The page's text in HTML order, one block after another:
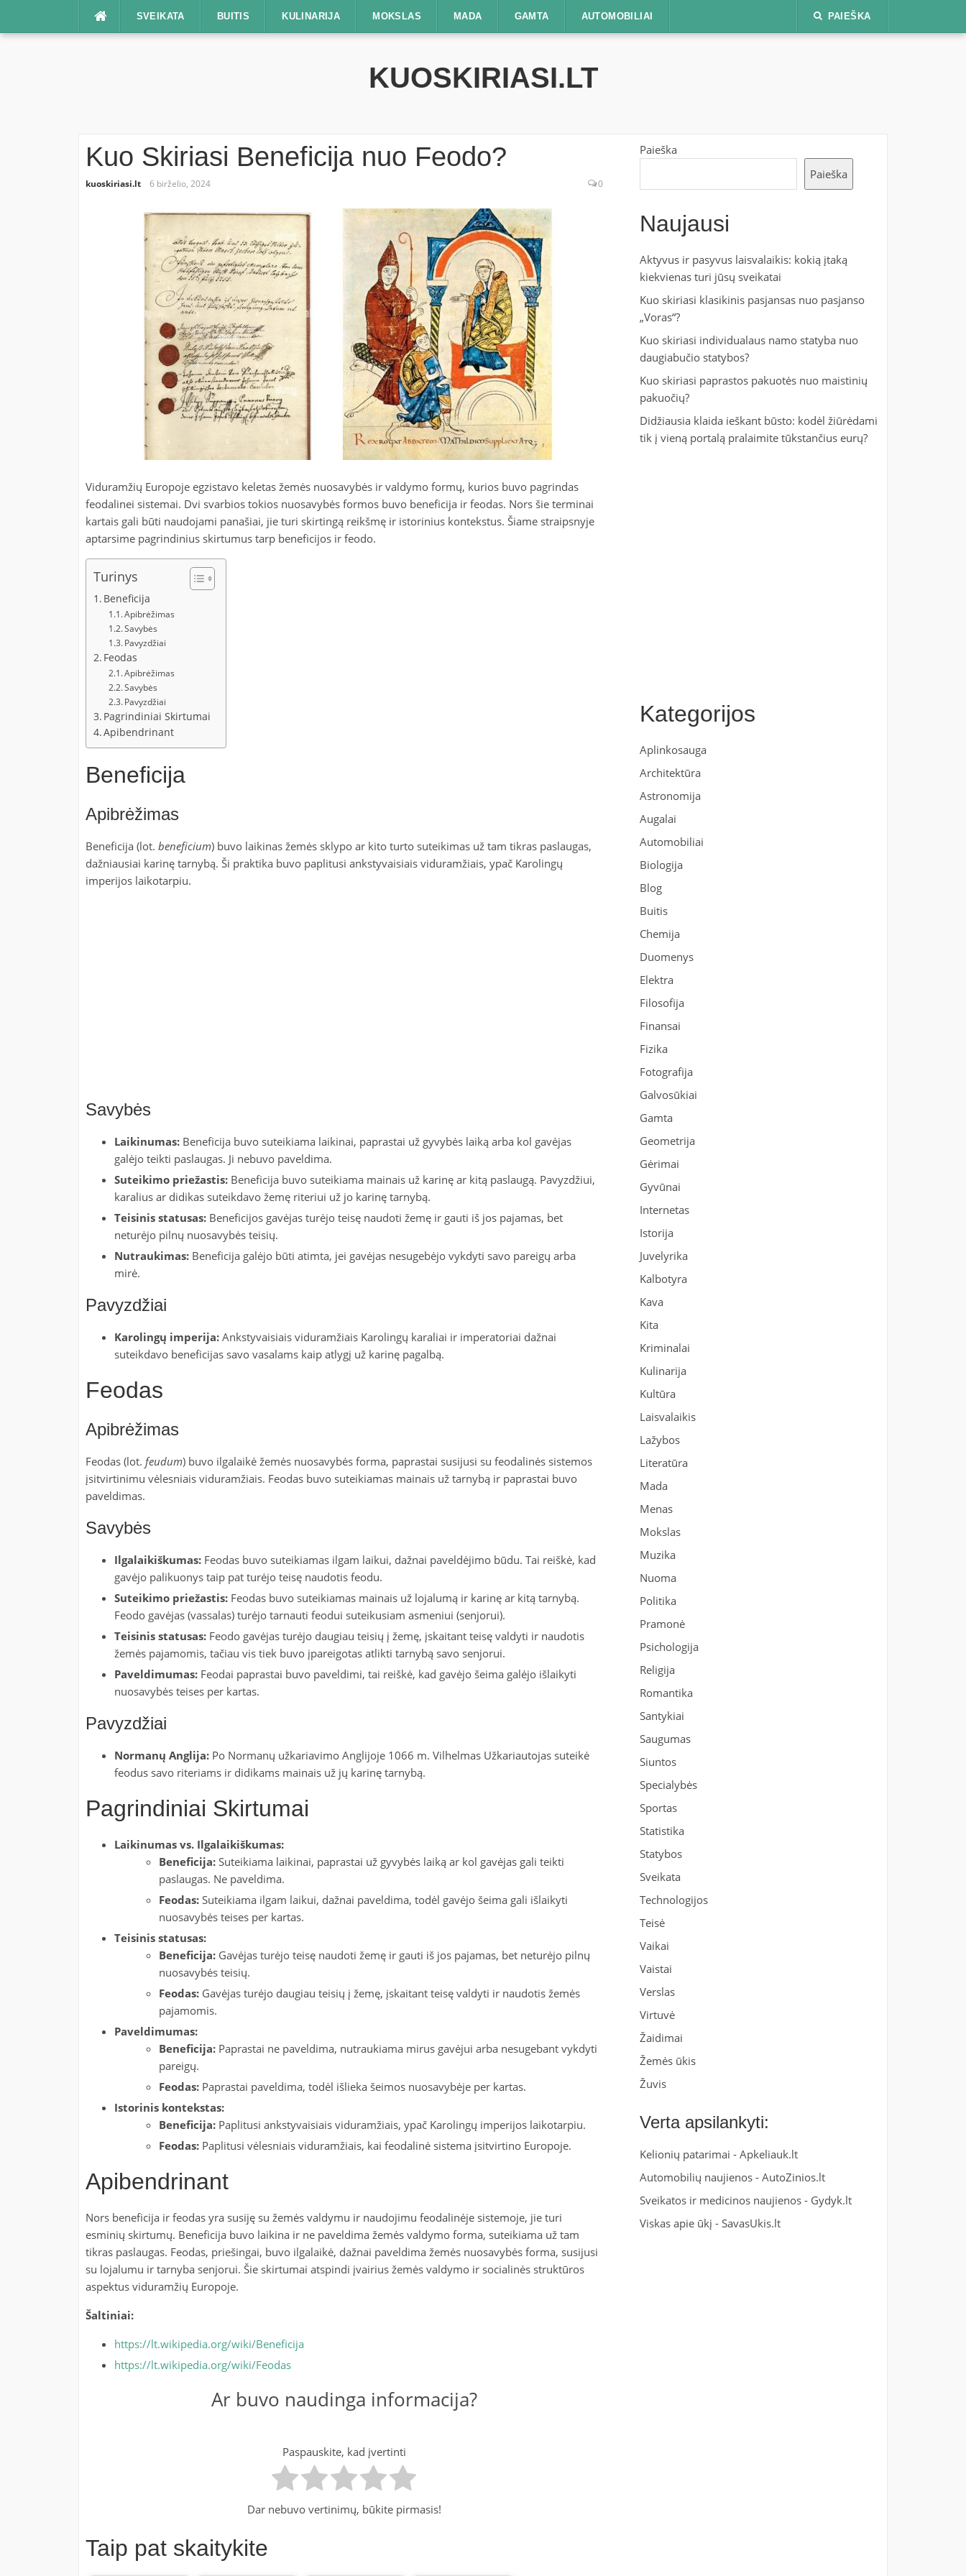
SVEIKATA BUITIS KULINARIJA MOKSLAS MADA GAMTA AUTOMOBILIAI PAIEŠKA
KUOSKIRIASI.LT
Kuo Skiriasi Beneficija nuo Feodo?
kuoskiriasi.lt 6 birželio, 2024 0
Viduramžių Europoje egzistavo keletas žemės nuosavybės ir valdymo formų, kurios buvo pagrindas
feodalinei sistemai. Dvi svarbios tokios nuosavybės formos buvo beneficija ir feodas. Nors šie terminai
kartais gali būti naudojami panašiai, jie turi skirtingą reikšmę ir istorinius kontekstus. Šiame straipsnyje
aptarsime pagrindinius skirtumus tarp beneficijos ir feodo.
Turinys
Beneficija
Apibrėžimas
Savybės
Pavyzdžiai
Feodas
Apibrėžimas
Savybės
Pavyzdžiai
Pagrindiniai Skirtumai
Apibendrinant
Beneficija
Apibrėžimas
Beneficija (lot. beneficium) buvo laikinas žemės sklypo ar kito turto suteikimas už tam tikras paslaugas,
dažniausiai karinę tarnybą. Ši praktika buvo paplitusi ankstyvaisiais viduramžiais, ypač Karolingų
imperijos laikotarpiu.
Savybės
Laikinumas:Beneficija buvo suteikiama laikinai, paprastai už gyvybės laiką arba kol gavėjas
galėjo teikti paslaugas. Ji nebuvo paveldima.
Suteikimo priežastis:Beneficija buvo suteikiama mainais už karinę ar kitą paslaugą. Pavyzdžiui,
karalius ar didikas suteikdavo žemę riteriui už jo karinę tarnybą.
Teisinis statusas:Beneficijos gavėjas turėjo teisę naudoti žemę ir gauti iš jos pajamas, bet
neturėjo pilnų nuosavybės teisių.
Nutraukimas:Beneficija galėjo būti atimta, jei gavėjas nesugebėjo vykdyti savo pareigų arba
mirė.
Pavyzdžiai
Karolingų imperija:Ankstyvaisiais viduramžiais Karolingų karaliai ir imperatoriai dažnai
suteikdavo beneficijas savo vasalams kaip atlygį už karinę pagalbą.
Feodas
Apibrėžimas
Feodas (lot. feudum) buvo ilgalaikė žemės nuosavybės forma, paprastai susijusi su feodalinės sistemos
įsitvirtinimu vėlesniais viduramžiais. Feodas buvo suteikiamas mainais už tarnybą ir paprastai buvo
paveldimas.
Savybės
Ilgalaikiškumas:Feodas buvo suteikiamas ilgam laikui, dažnai paveldėjimo būdu. Tai reiškė, kad
gavėjo palikuonys taip pat turėjo teisę naudotis feodu.
Suteikimo priežastis:Feodas buvo suteikiamas mainais už lojalumą ir karinę ar kitą tarnybą.
Feodo gavėjas (vassalas) turėjo tarnauti feodui suteikusiam asmeniui (senjorui).
Teisinis statusas:Feodo gavėjas turėjo daugiau teisių į žemę, įskaitant teisę valdyti ir naudotis
žemės pajamomis, tačiau vis tiek buvo įpareigotas atlikti tarnybą savo senjorui.
Paveldimumas:Feodai paprastai buvo paveldimi, tai reiškė, kad gavėjo šeima galėjo išlaikyti
nuosavybės teises per kartas.
Pavyzdžiai
Normanų Anglija:Po Normanų užkariavimo Anglijoje 1066 m. Vilhelmas Užkariautojas suteikė
feodus savo riteriams ir didikams mainais už jų karinę tarnybą.
Pagrindiniai Skirtumai
Laikinumas vs. Ilgalaikiškumas:
Beneficija: Suteikiama laikinai, paprastai už gyvybės laiką ar kol gavėjas gali teikti
paslaugas. Ne paveldima.
Feodas: Suteikiama ilgam laikui, dažnai paveldima, todėl gavėjo šeima gali išlaikyti
nuosavybės teises per kartas.
Teisinis statusas:
Beneficija: Gavėjas turėjo teisę naudoti žemę ir gauti iš jos pajamas, bet neturėjo pilnų
nuosavybės teisių.
Feodas: Gavėjas turėjo daugiau teisių į žemę, įskaitant teisę valdyti ir naudotis žemės
pajamomis.
Paveldimumas:
Beneficija: Paprastai ne paveldima, nutraukiama mirus gavėjui arba nesugebant vykdyti
pareigų.
Feodas: Paprastai paveldima, todėl išlieka šeimos nuosavybėje per kartas.
Istorinis kontekstas:
Beneficija: Paplitusi ankstyvaisiais viduramžiais, ypač Karolingų imperijos laikotarpiu.
Feodas: Paplitusi vėlesniais viduramžiais, kai feodalinė sistema įsitvirtino Europoje.
Apibendrinant
Nors beneficija ir feodas yra susiję su žemės valdymu ir naudojimu feodalinėje sistemoje, jie turi
esminių skirtumų. Beneficija buvo laikina ir ne paveldima žemės valdymo forma, suteikiama už tam
tikras paslaugas. Feodas, priešingai, buvo ilgalaikė, dažnai paveldima žemės nuosavybės forma, susijusi
su lojalumu ir tarnyba senjorui. Šie skirtumai atspindi įvairius žemės valdymo ir socialinės struktūros
aspektus viduramžių Europoje.
Šaltiniai:
https://lt.wikipedia.org/wiki/Beneficija
https://lt.wikipedia.org/wiki/Feodas
Ar buvo naudinga informacija?
Paspauskite, kad įvertinti
Dar nebuvo vertinimų, būkite pirmasis!
Taip pat skaitykite
Paieška
Paieška
Naujausi
Aktyvus ir pasyvus laisvalaikis: kokią įtaką
kiekvienas turi jūsų sveikatai
Kuo skiriasi klasikinis pasjansas nuo pasjanso
„Voras“?
Kuo skiriasi individualaus namo statyba nuo
daugiabučio statybos?
Kuo skiriasi paprastos pakuotės nuo maistinių
pakuočių?
Didžiausia klaida ieškant būsto: kodėl žiūrėdami
tik į vieną portalą pralaimite tūkstančius eurų?
Kategorijos
Aplinkosauga
Architektūra
Astronomija
Augalai
Automobiliai
Biologija
Blog
Buitis
Chemija
Duomenys
Elektra
Filosofija
Finansai
Fizika
Fotografija
Galvosūkiai
Gamta
Geometrija
Gėrimai
Gyvūnai
Internetas
Istorija
Juvelyrika
Kalbotyra
Kava
Kita
Kriminalai
Kulinarija
Kultūra
Laisvalaikis
Lažybos
Literatūra
Mada
Menas
Mokslas
Muzika
Nuoma
Politika
Pramonė
Psichologija
Religija
Romantika
Santykiai
Saugumas
Siuntos
Specialybės
Sportas
Statistika
Statybos
Sveikata
Technologijos
Teisė
Vaikai
Vaistai
Verslas
Virtuvė
Žaidimai
Žemės ūkis
Žuvis
Verta apsilankyti:
Kelionių patarimai -Apkeliauk.lt
Automobilių naujienos -AutoZinios.lt
Sveikatos ir medicinos naujienos - Gydyk.lt
Viskas apie ūkį -SavasUkis.lt